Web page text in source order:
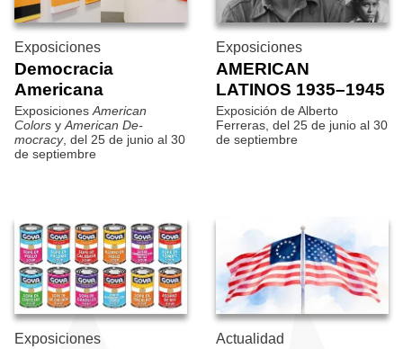
Exposiciones
Democracia
Americana
Exposiciones American
Colors y American De­
mocracy, del 25 de junio al 30
de septiembre
Exposiciones
AMERICAN
LATINOS 1935–1945
Exposición de Alberto
Ferreras, del 25 de junio al 30
de septiembre
Exposiciones Actualidad